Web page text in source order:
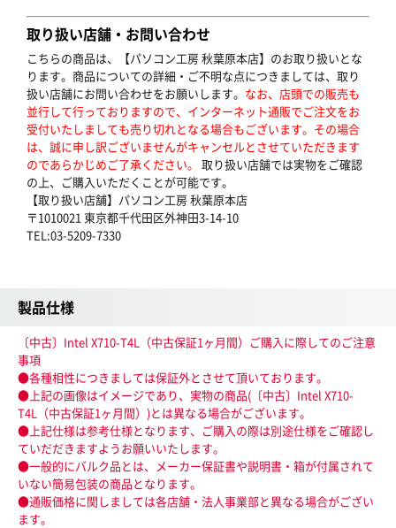
取り扱い店舗・お問い合わせ
こちらの商品は、【パソコン工房 秋葉原本店】のお取り扱いとな
ります。商品についての詳細・ご不明な点につきましては、取り
扱い店舗にお問い合わせをお願いします。 なお、店頭での販売も
並行して行っておりますので、インターネット通販でご注文をお
受付いたしましても売り切れとなる場合もございます。その場合
は、誠に申し訳ございませんがキャンセルとさせていただきます
のであらかじめご了承ください。 取り扱い店舗では実物をご確認
の上、ご購入いただくことが可能です。
【取り扱い店舗】パソコン工房 秋葉原本店
〒1010021 東京都千代田区外神田3-14-10
TEL:03-5209-7330
製品仕様
〔中古〕Intel X710-T4L（中古保証1ヶ月間）ご購入に際してのご注意
事項
●各種相性につきましては保証外とさせて頂いております。
●上記の画像はイメージであり、実物の商品(〔中古〕Intel X710-
T4L（中古保証1ヶ月間）)とは異なる場合がございます。
●上記仕様は参考仕様となります、ご購入の際は別途仕様をご確認し
ていだだきますようお願いいたします。
●一般的にバルク品とは、メーカー保証書や説明書・箱が付属されて
いない簡易包装の商品となります。
●通販価格に関しましては各店舗・法人事業部と異なる場合がござい
ます。